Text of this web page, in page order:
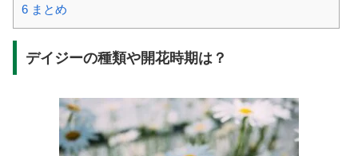
6 まとめ
デイジーの種類や開花時期は？